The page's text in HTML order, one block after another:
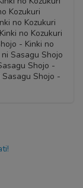
Kozukuri
no Kozukuri
no Kozukuri
- Kinki no
Sasagu Shojo
Shojo -
Shojo -